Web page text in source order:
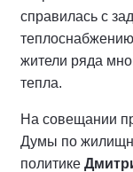
справилась с
жители ряда
тепла.
На совещании
Думы по
политике